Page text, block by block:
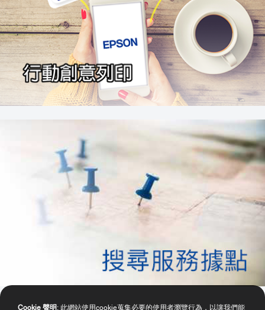
Cookie 聲明 : 此網站使用cookie蒐集必要的使用者瀏覽行為，以讓我們能